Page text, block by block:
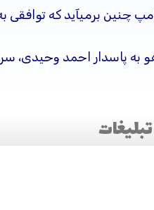
چنین برمیآید که
به پاسدار احمد وحیدی،
تبلیغات